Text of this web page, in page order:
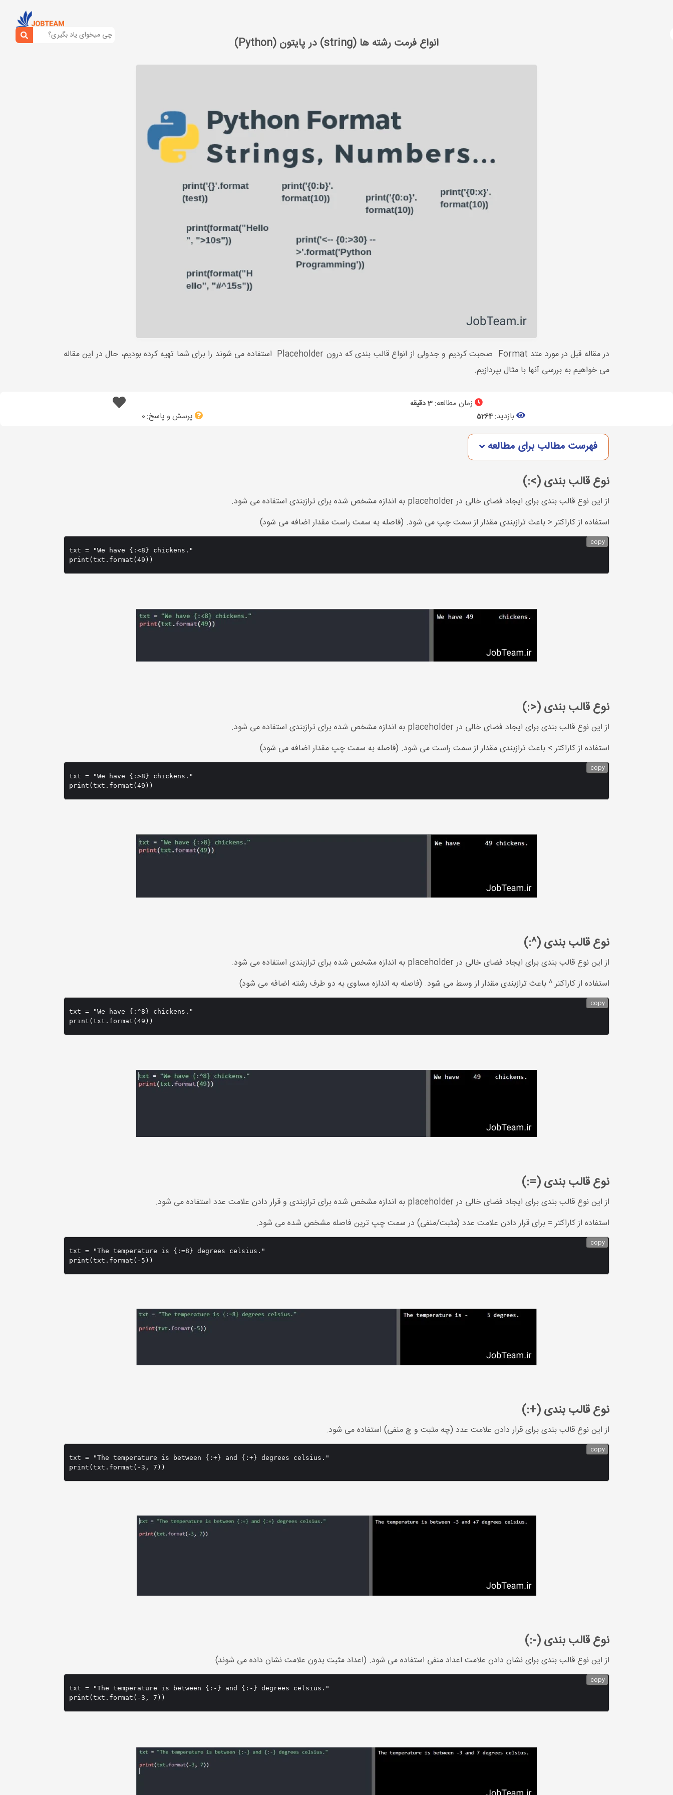
انواع فرمت رشته ها (string) در پایتون (Python)
در مقاله قبل در مورد متد Format صحبت کردیم و جدولی از انواع قالب بندی که درون Placeholder استفاده می شوند را برای شما تهیه کرده بودیم، حال در این مقاله
می خواهیم به بررسی آنها با مثال بپردازیم.
زمان مطالعه:3 دقیقه
بازدید: 5264 پرسش و پاسخ:0
فهرست مطالب برای مطالعه
نوع قالب بندی (>:)
از این نوع قالب بندی برای ایجاد فضای خالی در placeholder به اندازه مشخص شده برای ترازبندی استفاده می شود.
استفاده از کاراکتر < باعث ترازبندی مقدار از سمت چپ می شود. (فاصله به سمت راست مقدار اضافه می شود)
txt = "We have {:<8} chickens."
copy
نوع قالب بندی (<:)
از این نوع قالب بندی برای ایجاد فضای خالی در placeholder به اندازه مشخص شده برای ترازبندی استفاده می شود.
استفاده از کاراکتر > باعث ترازبندی مقدار از سمت راست می شود. (فاصله به سمت چپ مقدار اضافه می شود)
txt = "We have {:>8} chickens."
copy
نوع قالب بندی (^:)
از این نوع قالب بندی برای ایجاد فضای خالی در placeholder به اندازه مشخص شده برای ترازبندی استفاده می شود.
استفاده از کاراکتر ^ باعث ترازبندی مقدار از وسط می شود. (فاصله به اندازه مساوی به دو طرف رشته اضافه می شود)
txt = "We have {:^8} chickens."
copy
نوع قالب بندی (=:)
از این نوع قالب بندی برای ایجاد فضای خالی در placeholder به اندازه مشخص شده برای ترازبندی و قرار دادن علامت عدد استفاده می شود.
استفاده از کاراکتر = برای قرار دادن علامت عدد (مثبت/منفی) در سمت چپ ترین فاصله مشخص شده می شود.
txt = "The temperature is {:=8} degrees celsius."
copy
نوع قالب بندی (+:)
از این نوع قالب بندی برای قرار دادن علامت عدد (چه مثبت و چ منفی) استفاده می شود.
txt = "The temperature is between {:+} and {:+} degrees celsius."
copy
نوع قالب بندی (-:)
از این نوع قالب بندی برای نشان دادن علامت اعداد منفی استفاده می شود. (اعداد مثبت بدون علامت نشان داده می شوند)
txt = "The temperature is between {:-} and {:-} degrees celsius."
copy